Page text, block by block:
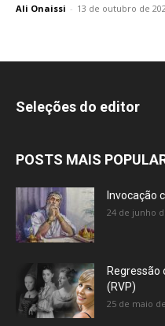
Ali Onaissi - 13 de outubro de
Seleções do editor
POSTS MAIS
Invocação
24 de junho
Regressão
(RVP)
25 de maio